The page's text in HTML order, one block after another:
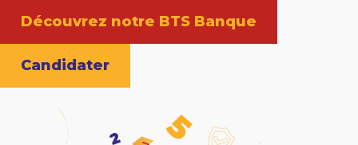
Découvrez notre BTS Banque
Candidater